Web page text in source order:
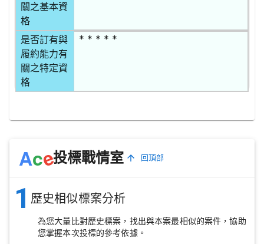
關之基本資
格
是否訂有與
履約能力有
關之特定資
格
* * * * *
Ace投標戰情室 回頂部
1 歷史相似標案分析
為您大量比對歷史標案，找出與本案最相似的案件，協助
您掌握本次投標的參考依據。